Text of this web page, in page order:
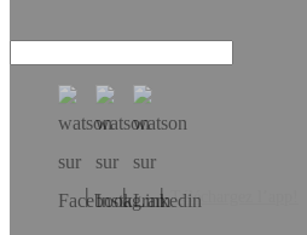
Téléchargez l’app!